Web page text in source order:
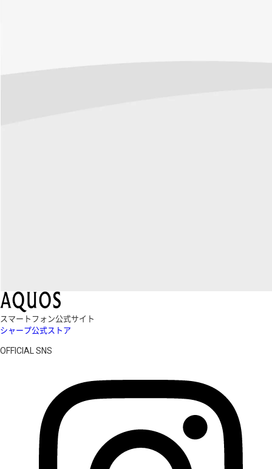
スマートフォン公式サイト
シャープ公式ストア
OFFICIAL SNS